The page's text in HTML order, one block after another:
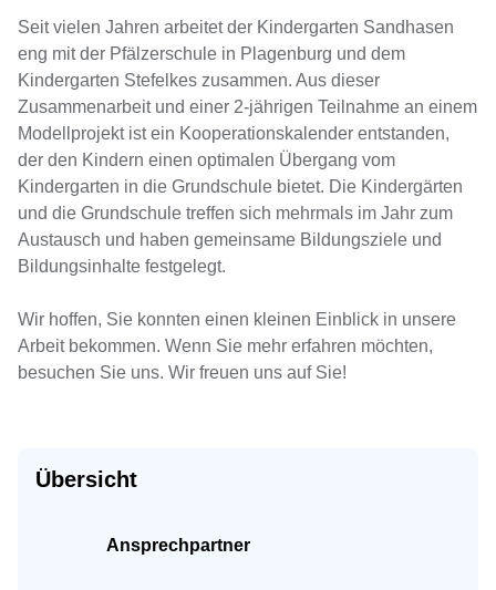
Seit vielen Jahren arbeitet der Kindergarten Sandhasen
eng mit der Pfälzerschule in Plagenburg und dem
Kindergarten Stefelkes zusammen. Aus dieser
Zusammenarbeit und einer 2-jährigen Teilnahme an einem
Modellprojekt ist ein Kooperationskalender entstanden,
der den Kindern einen optimalen Übergang vom
Kindergarten in die Grundschule bietet. Die Kindergärten
und die Grundschule treffen sich mehrmals im Jahr zum
Austausch und haben gemeinsame Bildungsziele und
Bildungsinhalte festgelegt.
Wir hoffen, Sie konnten einen kleinen Einblick in unsere
Arbeit bekommen. Wenn Sie mehr erfahren möchten,
besuchen Sie uns. Wir freuen uns auf Sie!
Übersicht
Ansprechpartner